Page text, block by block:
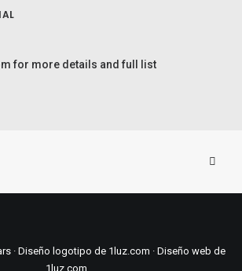
· Diseño logotipo de 1luz.com · Diseño web de
1luz.com